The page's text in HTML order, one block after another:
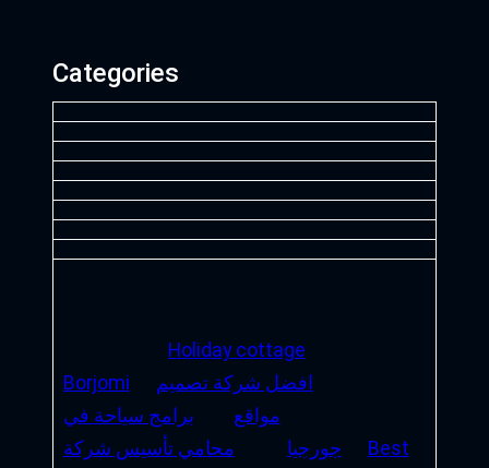
Categories
Holiday cottage
Borjomi
افضل شركة تصميم
مواقع
برامج سياحة في
جورجيا
محامي تأسيس شركة
Best